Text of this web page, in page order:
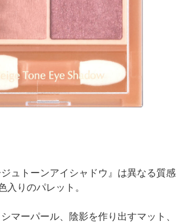
ュトーンアイシャドウ』は異なる質感
入りのパレット。
マーパール、陰影を作り出すマット、